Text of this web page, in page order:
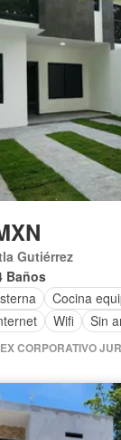
Gutiérrez
Baños
Cocina
Wifi Sin
CORPORATIVO